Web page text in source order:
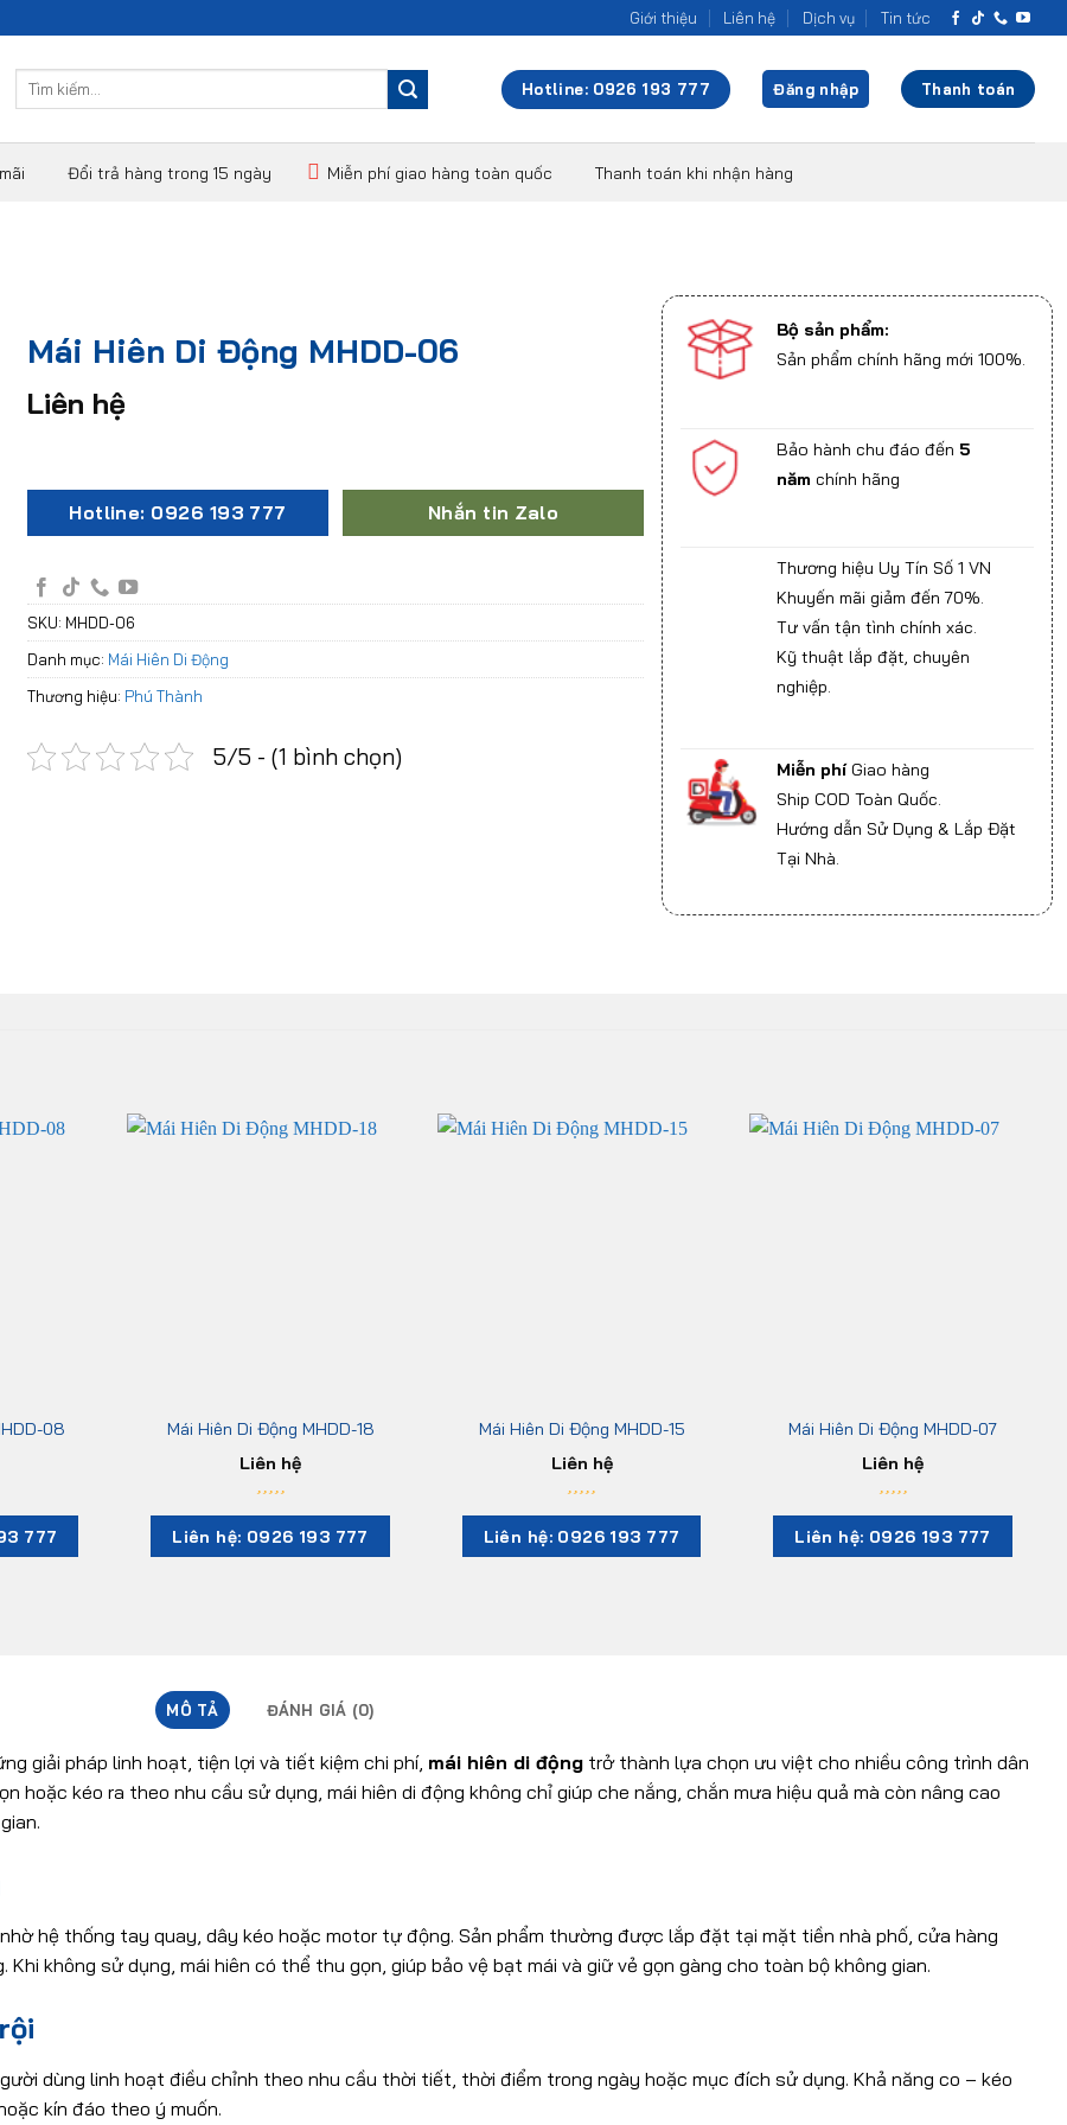
Giới thiệu Liên hệ Dịch vụ Tin tức
Tìm
Hotline: 0926 193 777 Đăng nhập Thanh toán
Đổi trả hàng trong 15 ngày Miễn phí giao hàng toàn quốc Thanh toán khi nhận hàng
Mái Hiên Di Động MHDD-06
Liên hệ
Hotline: 0926 193 777 Nhắn tin Zalo
SKU: MHDD-06
Danh mục: Mái Hiên Di Động
Thương hiệu: Phú Thành
5/5 - (1 bình chọn)
Bộ sản phẩm:
Sản phẩm chính hãng mới 100%.
Bảo hành chu đáo đến 5
năm chính hãng
Thương hiệu Uy Tín Số 1 VN
Khuyến mãi giảm đến 70%.
Tư vấn tận tình chính xác.
Kỹ thuật lắp đặt, chuyên
nghiệp.
Miễn phíGiao hàng
Ship COD Toàn Quốc.
Hướng dẫn Sử Dụng & Lắp Đặt
Tại Nhà.
08
777
Mái Hiên Di Động MHDD-18
Liên hệ
Liên hệ: 0926 193 777
Mái Hiên Di Động MHDD-15
Liên hệ
Liên hệ: 0926 193 777
Mái Hiên Di Động MHDD-07
Liên hệ
Liên hệ: 0926 193 777
MÔ TẢ ĐÁNH GIÁ (0)
giải pháp linh hoạt, tiện lợi và tiết kiệm chi phí, mái hiên di động trở thành lựa chọn ưu việt cho nhiều công trình dân
hoặc kéo ra theo nhu cầu sử dụng, mái hiên di động không chỉ giúp che nắng, chắn mưa hiệu quả mà còn nâng cao
hệ thống tay quay, dây kéo hoặc motor tự động. Sản phẩm thường được lắp đặt tại mặt tiền nhà phố, cửa hàng
không sử dụng, mái hiên có thể thu gọn, giúp bảo vệ bạt mái và giữ vẻ gọn gàng cho toàn bộ không gian.
dùng linh hoạt điều chỉnh theo nhu cầu thời tiết, thời điểm trong ngày hoặc mục đích sử dụng. Khả năng co – kéo
kín đáo theo ý muốn.